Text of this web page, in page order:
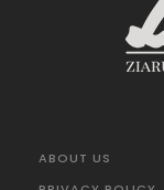
ABOUT US